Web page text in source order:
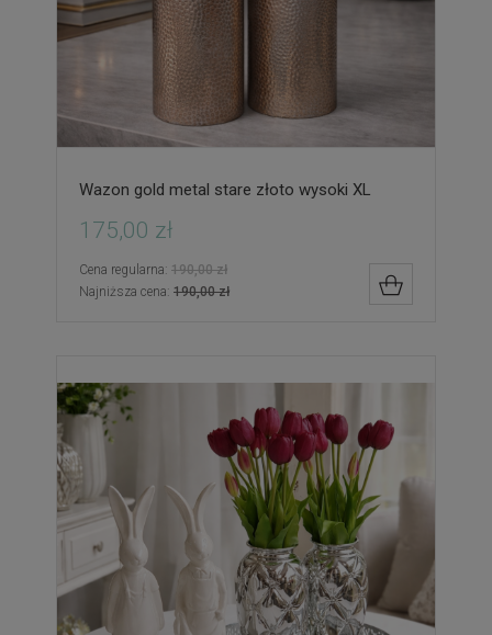
Wazon gold metal stare złoto wysoki XL
175,00 zł
Cena regularna: 190,00 zł
Najniższa cena: 190,00 zł